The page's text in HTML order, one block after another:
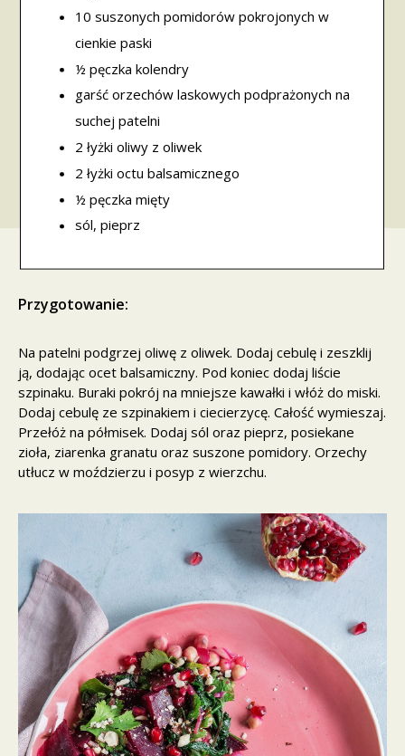
10 suszonych pomidorów pokrojonych w
cienkie paski
½ pęczka kolendry
garść orzechów laskowych podprażonych na
suchej patelni
2 łyżki oliwy z oliwek
2 łyżki octu balsamicznego
½ pęczka mięty
sól, pieprz
Przygotowanie:
Na patelni podgrzej oliwę z oliwek. Dodaj cebulę i zeszklij
ją, dodając ocet balsamiczny. Pod koniec dodaj liście
szpinaku. Buraki pokrój na mniejsze kawałki i włóż do miski.
Dodaj cebulę ze szpinakiem i ciecierzycę. Całość wymieszaj.
Przełóż na półmisek. Dodaj sól oraz pieprz, posiekane
zioła, ziarenka granatu oraz suszone pomidory. Orzechy
utłucz w moździerzu i posyp z wierzchu.